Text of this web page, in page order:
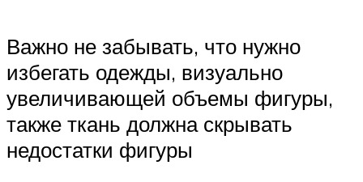
Важно не забывать, что нужно
избегать одежды, визуально
увеличивающей объемы фигуры,
также ткань должна скрывать
недостатки фигуры